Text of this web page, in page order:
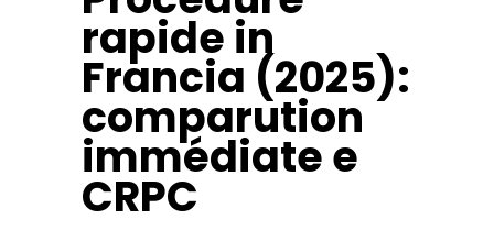
rapide in
Francia (2025):
comparution
immédiate e
CRPC